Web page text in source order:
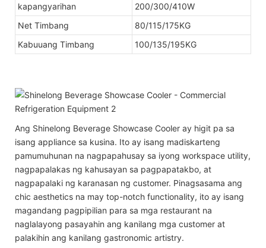
kapangyarihan
200/300/410W
Net Timbang
80/115/175KG
Kabuuang Timbang
100/135/195KG
Ang Shinelong Beverage Showcase Cooler ay higit pa sa
isang appliance sa kusina. Ito ay isang madiskarteng
pamumuhunan na nagpapahusay sa iyong workspace utility,
nagpapalakas ng kahusayan sa pagpapatakbo, at
nagpapalaki ng karanasan ng customer. Pinagsasama ang
chic aesthetics na may top-notch functionality, ito ay isang
magandang pagpipilian para sa mga restaurant na
naglalayong pasayahin ang kanilang mga customer at
palakihin ang kanilang gastronomic artistry.